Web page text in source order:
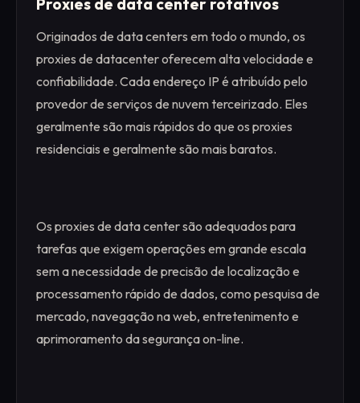
Originados de data centers em todo o mundo, os
proxies de datacenter oferecem alta velocidade e
confiabilidade. Cada endereço IP é atribuído pelo
provedor de serviços de nuvem terceirizado. Eles
geralmente são mais rápidos do que os proxies
residenciais e geralmente são mais baratos.
Os proxies de data center são adequados para
tarefas que exigem operações em grande escala
sem a necessidade de precisão de localização e
processamento rápido de dados, como pesquisa de
mercado, navegação na web, entretenimento e
aprimoramento da segurança on-line.